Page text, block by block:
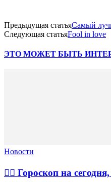
Предыдущая статьяСамый
Следующая статьяFool in love
ЭТО МОЖЕТ БЫТЬ
Новости
🧙‍♀ Гороскоп на